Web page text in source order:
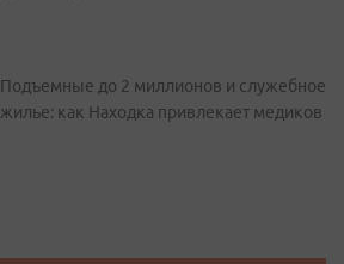
Подъемные до 2 миллионов и служебное
жилье: как Находка привлекает медиков